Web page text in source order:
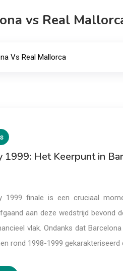
vs Real
Vs Real Mallorca
1999: Het Keerpunt in
1999 finale is een cruciaal
aan deze wedstrijd bevond
vlak. Ondanks dat
rond 1998-1999